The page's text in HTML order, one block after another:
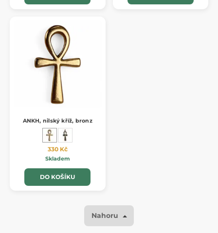
ANKH, nilský kříž, bronz
330 Kč
Skladem
DO KOŠÍKU
Nahoru